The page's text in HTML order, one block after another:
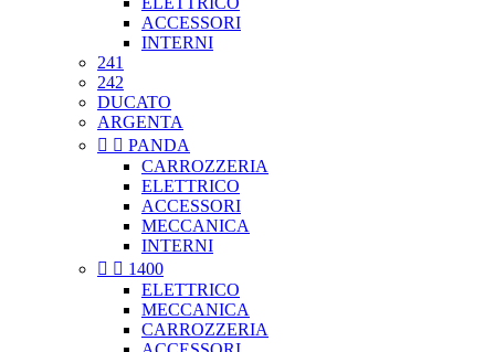
ACCESSORI
INTERNI
241
242
DUCATO
ARGENTA
  PANDA
CARROZZERIA
ELETTRICO
ACCESSORI
MECCANICA
INTERNI
  1400
ELETTRICO
MECCANICA
CARROZZERIA